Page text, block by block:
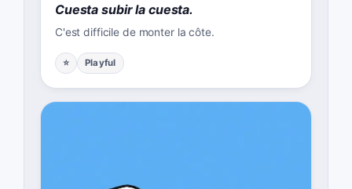
Cuesta subir la cuesta.
C'est difficile de monter la côte.
⭐ Playful